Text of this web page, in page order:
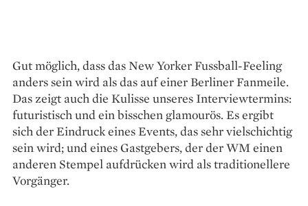
Gut möglich, dass das New Yorker Fussball-Feeling
anders sein wird als das auf einer Berliner Fanmeile.
Das zeigt auch die Kulisse unseres Interviewtermins:
futuristisch und ein bisschen glamourös. Es ergibt
sich der Eindruck eines Events, das sehr vielschichtig
sein wird; und eines Gastgebers, der der WM einen
anderen Stempel aufdrücken wird als traditionellere
Vorgänger.